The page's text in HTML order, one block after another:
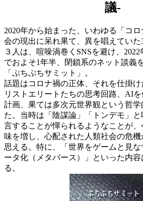
議-
2020年から始まった、いわゆる「コ
会の現出に呆れ果て、異を唱えていた
３人は、喧噪渦巻くSNSを避け、2022
でおよそ1年半、閉鎖系のネット談義
「ぷちぷちサミット」。
話題はコロナ禍の正体、それを仕掛
リストエリートたちの思考回路、AI
計画、果ては多次元世界観という哲
た。当時は「陰謀論」「トンデモ」
言することが憚られるようなことが
味を増し、心配された人類社会の危
思える。特に、「世界をゲームと見
ータ化（メタバース）」といった内
る。